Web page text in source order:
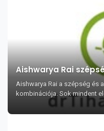
Aishwarya Rai
Aishwarya Rai a szépség és
kombinációja. Sok mindent